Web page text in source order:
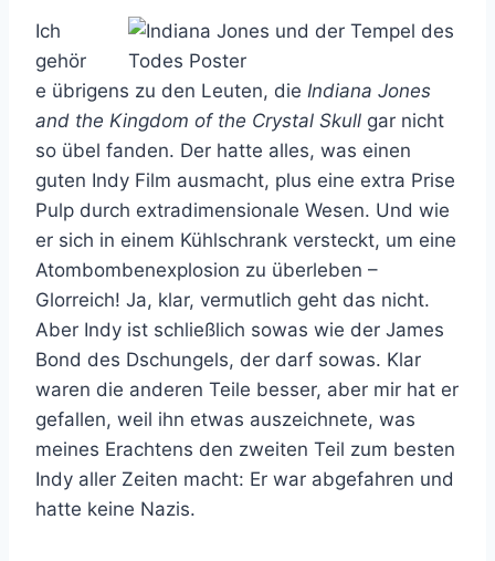
Ich
gehör
e übrigens zu den Leuten, die Indiana Jones
and the Kingdom of the Crystal Skull gar nicht
so übel fanden. Der hatte alles, was einen
guten Indy Film ausmacht, plus eine extra Prise
Pulp durch extradimensionale Wesen. Und wie
er sich in einem Kühlschrank versteckt, um eine
Atombombenexplosion zu überleben –
Glorreich! Ja, klar, vermutlich geht das nicht.
Aber Indy ist schließlich sowas wie der James
Bond des Dschungels, der darf sowas. Klar
waren die anderen Teile besser, aber mir hat er
gefallen, weil ihn etwas auszeichnete, was
meines Erachtens den zweiten Teil zum besten
Indy aller Zeiten macht: Er war abgefahren und
hatte keine Nazis.